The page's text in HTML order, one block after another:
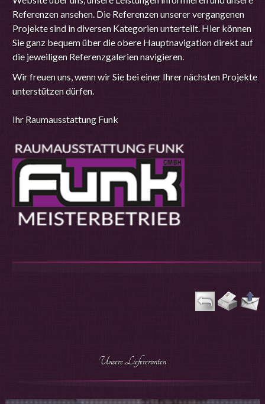
Referenzen ansehen. Die Referenzen unserer vergangenen
Projekte sind in diversen Kategorien unterteilt. Hier können
Sie ganz bequem über die obere Hauptnavigation direkt auf
die jeweiligen Referenzgalerien navigieren.
Wir freuen uns, wenn wir Sie bei einer Ihrer nächsten Projekte
unterstützen dürfen.
Ihr Raumausstattung Funk
Unsere Liefereranten